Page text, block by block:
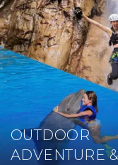
OUTDOOR
ADVENTURE